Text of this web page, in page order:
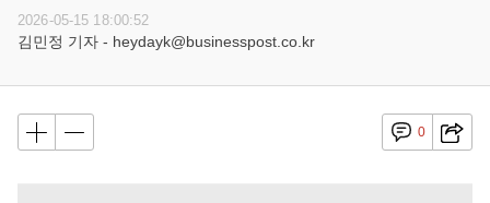
2026-05-15 18:00:52
김민정 기자 - heydayk@businesspost.co.kr
0